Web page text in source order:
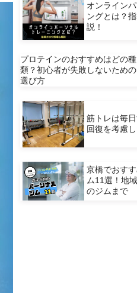
オンライン
ングとは？
説！
プロテインのおすすめはどの種
類？初心者が失敗しないための
選び方
筋トレは毎
回復を考慮
京橋でおす
ム11選！地
のジムまで